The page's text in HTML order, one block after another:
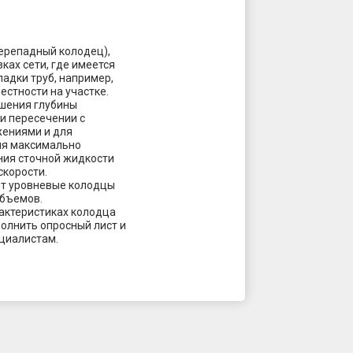
колодец),
сети, где имеется
труб, например,
на участке.
глубины
пересечении с
и для
максимально
сточной жидкости
уровневые колодцы
колодца
опросный лист и